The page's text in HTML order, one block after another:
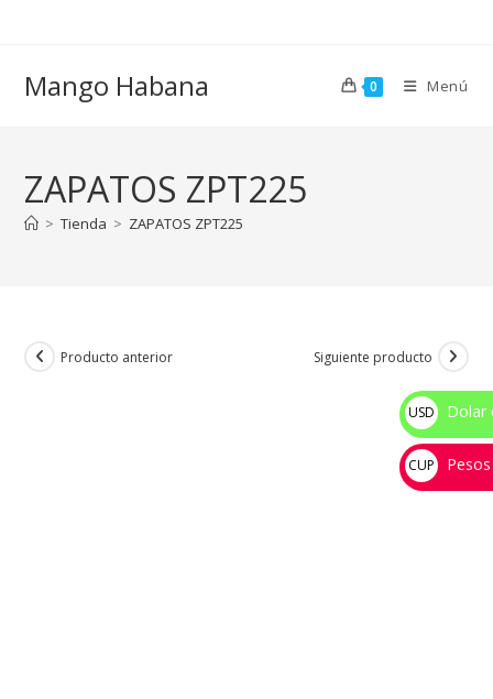
Mango Habana 0 Menú
ZAPATOS ZPT225
> Tienda > ZAPATOS ZPT225
Producto anterior Siguiente producto
USD
$
Dolar
CUP
💰
Pesos